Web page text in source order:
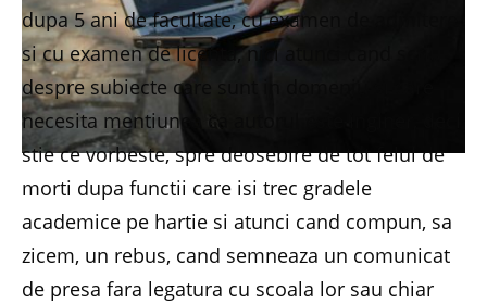
dupa 5 ani de facultate, cu examen de admitere
si cu examen de licenta, nici atunci cand scriu
despre subiecte care sunt in domeniu si care
necesita mentiunea ca autorul este inginer, deci
stie ce vorbeste, spre deosebire de tot felul de
morti dupa functii care isi trec gradele
academice pe hartie si atunci cand compun, sa
zicem, un rebus, cand semneaza un comunicat
de presa fara legatura cu scoala lor sau chiar